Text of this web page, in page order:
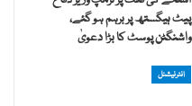
پیٹ ہیگستھ پر برہم ہو گئے،
واشنگٹن پوسٹ کا بڑا دعویٰ
انٹرنیشنل